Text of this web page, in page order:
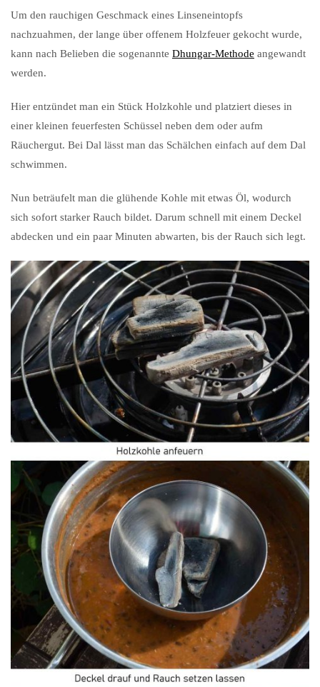
Um den rauchigen Geschmack eines Linseneintopfs
nachzuahmen, der lange über offenem Holzfeuer gekocht wurde,
kann nach Belieben die sogenannte Dhungar-Methode angewandt
werden.
Hier entzündet man ein Stück Holzkohle und platziert dieses in
einer kleinen feuerfesten Schüssel neben dem oder aufm
Räuchergut. Bei Dal lässt man das Schälchen einfach auf dem Dal
schwimmen.
Nun beträufelt man die glühende Kohle mit etwas Öl, wodurch
sich sofort starker Rauch bildet. Darum schnell mit einem Deckel
abdecken und ein paar Minuten abwarten, bis der Rauch sich legt.